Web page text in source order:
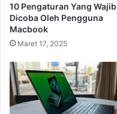
10 Pengaturan Yang Wajib
Dicoba Oleh Pengguna
Macbook
Maret 17, 2025